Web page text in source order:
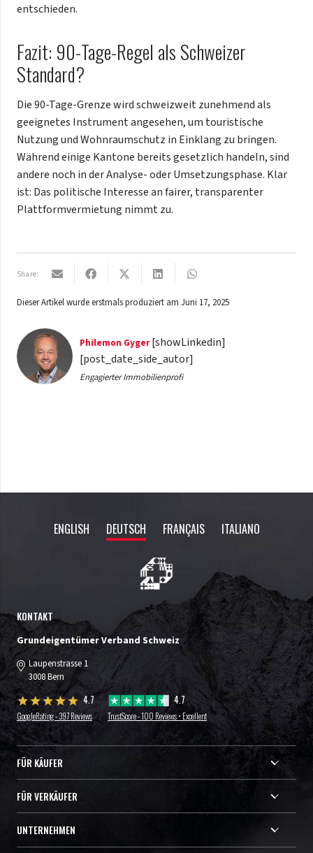
entschieden.
Fazit: 90-Tage-Regel als Schweizer
Standard?
Die 90-Tage-Grenze wird schweizweit zunehmend als
geeignetes Instrument angesehen, um touristische
Nutzung und Wohnraumschutz in Einklang zu bringen.
Während einige Kantone bereits gesetzlich handeln, sind
andere noch in der Analyse- oder Umsetzungsphase. Klar
ist: Das politische Interesse an fairer, transparenter
Plattformvermietung nimmt zu.
Share:
Dieser Artikel wurde erstmals produziert am Juni 17, 2025
Philemon Gyger [showLinkedin]
[post_date_side_autor]
Engagierter Immobilienprofi
ENGLISH DEUTSCH FRANÇAIS ITALIANO
KONTAKT
Grundeigentümer Verband Schweiz
Laupenstrasse 1
3008 Bern
4.7
GoogleRating - 397 Reviews
4.7
TrustScore - 100 Reviews • Excellent
FÜR KÄUFER
FÜR VERKÄUFER
UNTERNEHMEN